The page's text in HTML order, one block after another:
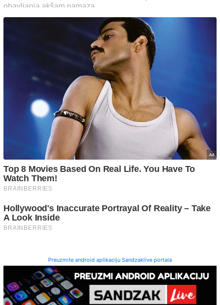
Preuzmite android aplikaciju Sandzaklive portala